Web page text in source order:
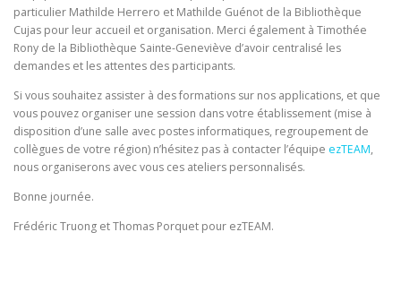
particulier Mathilde Herrero et Mathilde Guénot de la Bibliothèque
Cujas pour leur accueil et organisation. Merci également à Timothée
Rony de la Bibliothèque Sainte-Geneviève d’avoir centralisé les
demandes et les attentes des participants.
Si vous souhaitez assister à des formations sur nos applications, et que
vous pouvez organiser une session dans votre établissement (mise à
disposition d’une salle avec postes informatiques, regroupement de
collègues de votre région) n’hésitez pas à contacter l’équipe ezTEAM,
nous organiserons avec vous ces ateliers personnalisés.
Bonne journée.
Frédéric Truong et Thomas Porquet pour ezTEAM.